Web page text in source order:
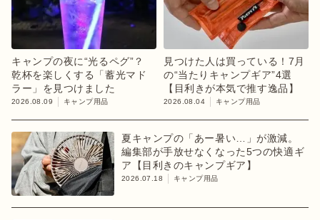
キャンプの夜に“光るペグ”？
乾杯を楽しくする「蓄光マド
ラー」を見つけました
2026.08.09 キャンプ用品
見つけた人は買っている！7月
の“当たりキャンプギア”4選
【目利きが本気で推す逸品】
2026.08.04 キャンプ用品
夏キャンプの「あー暑い…」が激減。
編集部が手放せなくなった5つの快適ギ
ア【目利きのキャンプギア】
2026.07.18 キャンプ用品